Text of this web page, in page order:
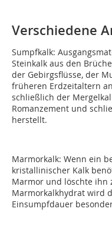
Verschiedene
Sumpfkalk:
Steinkalk aus den
der Gebirgsflüsse, der
früheren Erdzeitaltern
schließlich der
Romanzement und
herstellt.
Marmorkalk: Wenn ein
kristallinischer Kalk
Marmor und löschte ihn
Marmorkalkhydrat wird
Einsumpfdauer